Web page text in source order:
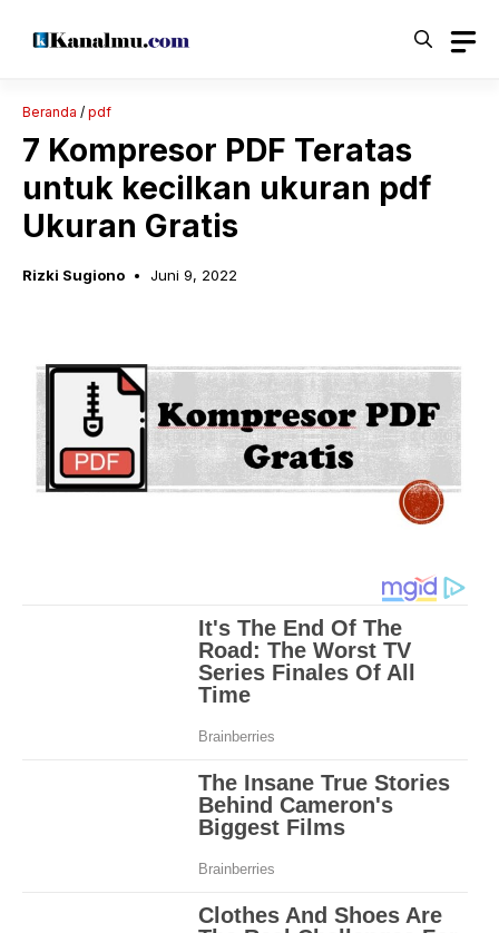
Beranda / pdf
7 Kompresor PDF Teratas
untuk kecilkan ukuran pdf
Ukuran Gratis
Rizki Sugiono Juni 9, 2022